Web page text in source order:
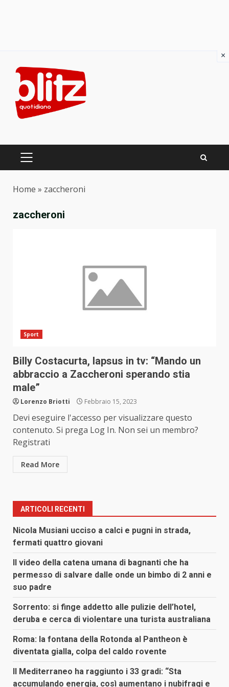
content
PRIMARY
Home » zaccheroni
zaccheroni
Sport
Billy Costacurta, lapsus in tv: “Mando un
abbraccio a Zaccheroni sperando stia
male”
Lorenzo Briotti Febbraio 15, 2023
Devi eseguire l'accesso per visualizzare questo
contenuto. Si prega Log In. Non sei un membro?
Registrati
Read More
ARTICOLI RECENTI
Nicola Musiani ucciso a calci e pugni in strada,
fermati quattro giovani
Il video della catena umana di bagnanti che ha
permesso di salvare dalle onde un bimbo di 2 anni e
suo padre
Sorrento: si finge addetto alle pulizie dell’hotel,
deruba e cerca di violentare una turista australiana
Roma: la fontana della Rotonda al Pantheon è
diventata gialla, colpa del caldo rovente
Il Mediterraneo ha raggiunto i 33 gradi: “Sta
accumulando energia, così aumentano i nubifragi e
×